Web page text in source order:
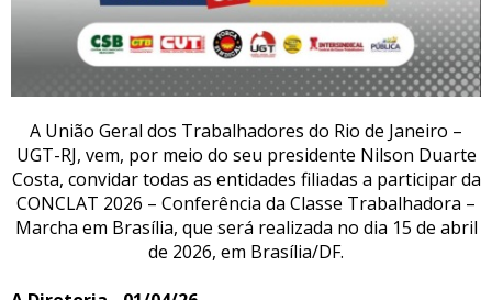
A União Geral dos Trabalhadores do Rio de Janeiro –
UGT-RJ, vem, por meio do seu presidente Nilson Duarte
Costa, convidar todas as entidades filiadas a participar da
CONCLAT 2026 – Conferência da Classe Trabalhadora –
Marcha em Brasília, que será realizada no dia 15 de abril
de 2026, em Brasília/DF.